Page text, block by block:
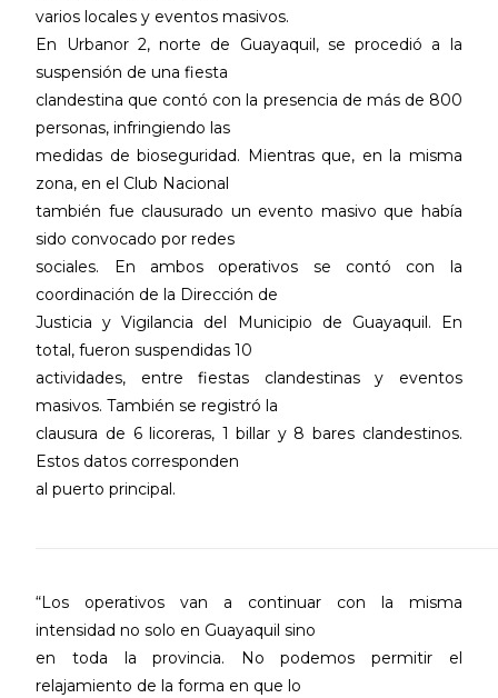
varios locales y eventos masivos.
En Urbanor 2, norte de Guayaquil, se procedió a la
suspensión de una fiesta
clandestina que contó con la presencia de más de 800
personas, infringiendo las
medidas de bioseguridad. Mientras que, en la misma
zona, en el Club Nacional
también fue clausurado un evento masivo que había
sido convocado por redes
sociales. En ambos operativos se contó con la
coordinación de la Dirección de
Justicia y Vigilancia del Municipio de Guayaquil. En
total, fueron suspendidas 10
actividades, entre fiestas clandestinas y eventos
masivos. También se registró la
clausura de 6 licoreras, 1 billar y 8 bares clandestinos.
Estos datos corresponden
al puerto principal.
“Los operativos van a continuar con la misma
intensidad no solo en Guayaquil sino
en toda la provincia. No podemos permitir el
relajamiento de la forma en que lo